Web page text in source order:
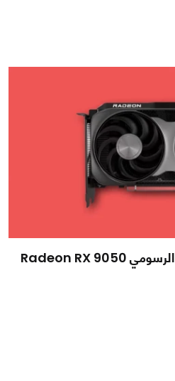
رسميًا: AMD تطلق الكارت الرسومي Radeon RX 9050